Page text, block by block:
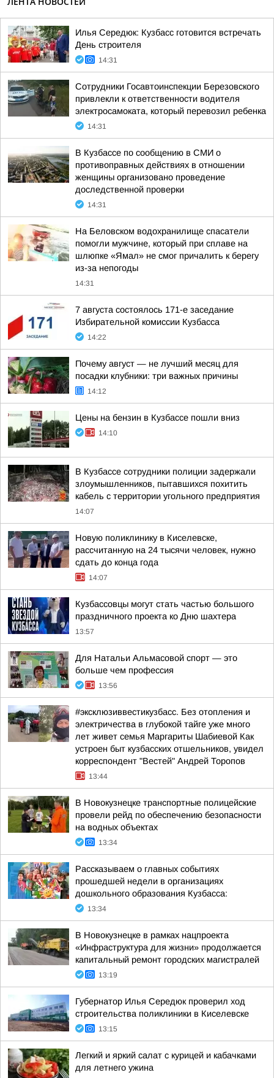
Илья Середюк: Кузбасс готовится встречать
День строителя
14:31
Сотрудники Госавтоинспекции Березовского
привлекли к ответственности водителя
электросамоката, который перевозил ребенка
14:31
В Кузбассе по сообщению в СМИ о
противоправных действиях в отношении
женщины организовано проведение
доследственной проверки
14:31
На Беловском водохранилище спасатели
помогли мужчине, который при сплаве на
шлюпке «Ямал» не смог причалить к берегу
из-за непогоды
14:31
7 августа состоялось 171-е заседание
Избирательной комиссии Кузбасса
14:22
Почему август — не лучший месяц для
посадки клубники: три важных причины
14:12
Цены на бензин в Кузбассе пошли вниз
14:10
В Кузбассе сотрудники полиции задержали
злоумышленников, пытавшихся похитить
кабель с территории угольного предприятия
14:07
Новую поликлинику в Киселевске,
рассчитанную на 24 тысячи человек, нужно
сдать до конца года
14:07
Кузбассовцы могут стать частью большого
праздничного проекта ко Дню шахтера
13:57
Для Натальи Альмасовой спорт — это
больше чем профессия
13:56
#эксклюзиввестикузбасс. Без отопления и
электричества в глубокой тайге уже много
лет живет семья Маргариты Шабиевой Как
устроен быт кузбасских отшельников, увидел
корреспондент "Вестей" Андрей Торопов
13:44
В Новокузнецке транспортные полицейские
провели рейд по обеспечению безопасности
на водных объектах
13:34
Рассказываем о главных событиях
прошедшей недели в организациях
дошкольного образования Кузбасса:
13:34
В Новокузнецке в рамках нацпроекта
«Инфраструктура для жизни» продолжается
капитальный ремонт городских магистралей
13:19
Губернатор Илья Середюк проверил ход
строительства поликлиники в Киселевске
13:15
Легкий и яркий салат с курицей и кабачками
для летнего ужина